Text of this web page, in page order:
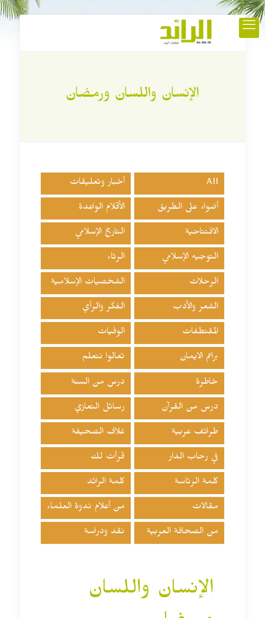
الإنسان واللسان ورمضان
All أخبار وتعليقات
أضواء على الطريق الأقلام الواعدة
الافتتاحية التاريخ الإسلامي
التوجيه الإسلامي الرثاء
الرحلات الشخصيات الإسلامية
الشعر والأدب الفكر والرأي
المقتطفات الوفيات
براعم الايمان تعالوا نتعلم
خاطرة درس من السنة
درس من القرآن رسائل التعازي
طرائف عربية غلاف الصحيفة
في رحاب الدار قرأت لك
كلمة الرئاسة كلمة الرائد
مقالات من أعلام ندوة العلماء
من الصحافة العربية نقد ودراسة
الإنسان واللسان